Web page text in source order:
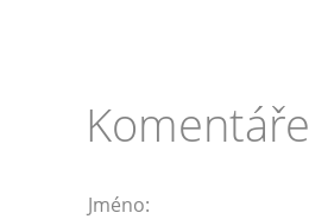
Komentáře
Jméno: